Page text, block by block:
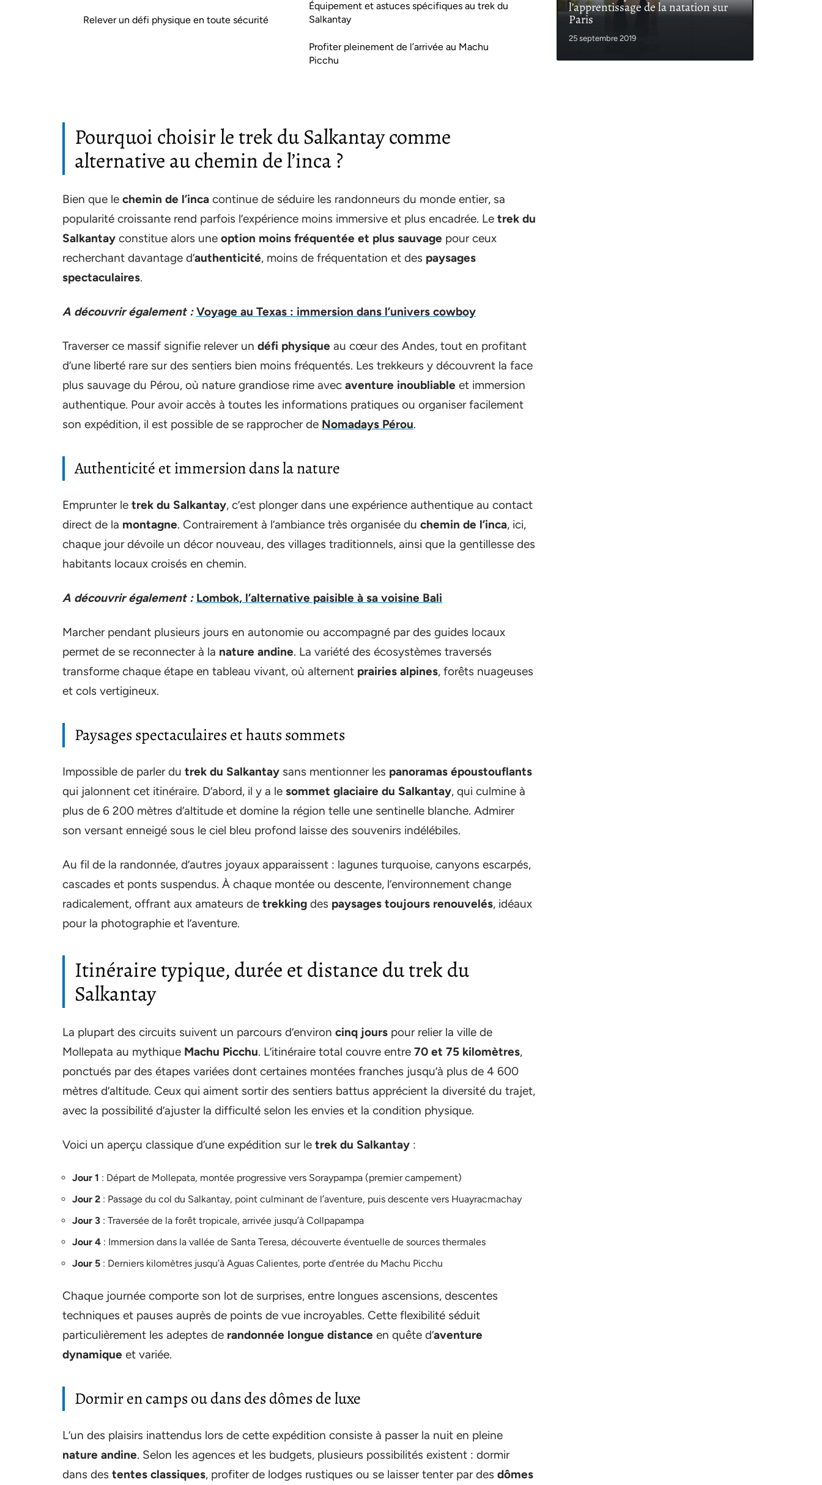
Relever un défi physique en toute sécurité
Équipement et astuces spécifiques au trek du
Salkantay
Profiter pleinement de l’arrivée au Machu
Picchu
Pourquoi choisir le trek du Salkantay comme
alternative au chemin de l’inca ?
Bien que le chemin de l’inca continue de séduire les randonneurs du monde entier, sa
popularité croissante rend parfois l’expérience moins immersive et plus encadrée. Le trek du
Salkantay constitue alors une option moins fréquentée et plus sauvage pour ceux
recherchant davantage d’authenticité, moins de fréquentation et des paysages
spectaculaires.
A découvrir également : Voyage au Texas : immersion dans l’univers cowboy
Traverser ce massif signifie relever un défi physique au cœur des Andes, tout en profitant
d’une liberté rare sur des sentiers bien moins fréquentés. Les trekkeurs y découvrent la face
plus sauvage du Pérou, où nature grandiose rime avec aventure inoubliable et immersion
authentique. Pour avoir accès à toutes les informations pratiques ou organiser facilement
son expédition, il est possible de se rapprocher de Nomadays Pérou.
Authenticité et immersion dans la nature
Emprunter le trek du Salkantay, c’est plonger dans une expérience authentique au contact
direct de la montagne. Contrairement à l’ambiance très organisée du chemin de l’inca, ici,
chaque jour dévoile un décor nouveau, des villages traditionnels, ainsi que la gentillesse des
habitants locaux croisés en chemin.
A découvrir également : Lombok, l’alternative paisible à sa voisine Bali
Marcher pendant plusieurs jours en autonomie ou accompagné par des guides locaux
permet de se reconnecter à la nature andine. La variété des écosystèmes traversés
transforme chaque étape en tableau vivant, où alternent prairies alpines, forêts nuageuses
et cols vertigineux.
Paysages spectaculaires et hauts sommets
Impossible de parler du trek du Salkantay sans mentionner les panoramas époustouflants
qui jalonnent cet itinéraire. D’abord, il y a le sommet glaciaire du Salkantay, qui culmine à
plus de 6 200 mètres d’altitude et domine la région telle une sentinelle blanche. Admirer
son versant enneigé sous le ciel bleu profond laisse des souvenirs indélébiles.
Au fil de la randonnée, d’autres joyaux apparaissent : lagunes turquoise, canyons escarpés,
cascades et ponts suspendus. À chaque montée ou descente, l’environnement change
radicalement, offrant aux amateurs de trekking des paysages toujours renouvelés, idéaux
pour la photographie et l’aventure.
Itinéraire typique, durée et distance du trek du
Salkantay
La plupart des circuits suivent un parcours d’environ cinq jours pour relier la ville de
Mollepata au mythique Machu Picchu. L’itinéraire total couvre entre 70 et 75 kilomètres,
ponctués par des étapes variées dont certaines montées franches jusqu’à plus de 4 600
mètres d’altitude. Ceux qui aiment sortir des sentiers battus apprécient la diversité du trajet,
avec la possibilité d’ajuster la difficulté selon les envies et la condition physique.
Voici un aperçu classique d’une expédition sur le trek du Salkantay :
Jour 1 : Départ de Mollepata, montée progressive vers Soraypampa (premier campement)
Jour 2 : Passage du col du Salkantay, point culminant de l’aventure, puis descente vers Huayracmachay
Jour 3 : Traversée de la forêt tropicale, arrivée jusqu’à Collpapampa
Jour 4 : Immersion dans la vallée de Santa Teresa, découverte éventuelle de sources thermales
Jour 5 : Derniers kilomètres jusqu’à Aguas Calientes, porte d’entrée du Machu Picchu
Chaque journée comporte son lot de surprises, entre longues ascensions, descentes
techniques et pauses auprès de points de vue incroyables. Cette flexibilité séduit
particulièrement les adeptes de randonnée longue distance en quête d’aventure
dynamique et variée.
Dormir en camps ou dans des dômes de luxe
L’un des plaisirs inattendus lors de cette expédition consiste à passer la nuit en pleine
nature andine. Selon les agences et les budgets, plusieurs possibilités existent : dormir
dans des tentes classiques, profiter de lodges rustiques ou se laisser tenter par des dômes
l’apprentissage de la natation sur
Paris
25 septembre 2019